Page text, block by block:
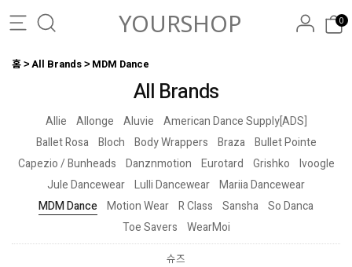
YOURSHOP 0
홈 All Brands MDM Dance
All Brands
Allie Allonge Aluvie
American Dance Supply[ADS]
Ballet Rosa Bloch Body Wrappers Braza Bullet Pointe
Capezio / Bunheads
Danznmotion Eurotard Grishko
Ivoogle
Jule Dancewear Lulli Dancewear Mariia Dancewear
MDM Dance Motion Wear R Class Sansha So Danca
Toe Savers
WearMoi
슈즈